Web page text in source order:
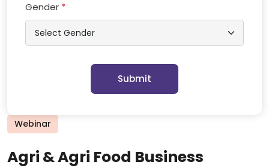
Webinar
Agri & Agri Food Business
Gender *
Submit